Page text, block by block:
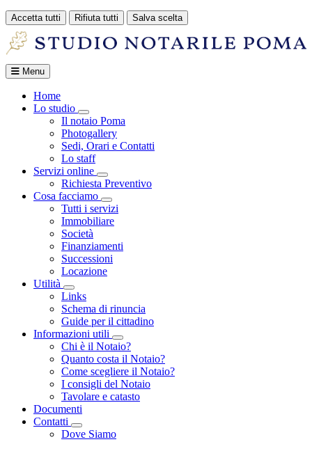
Accetta tutti Rifiuta tutti Salva scelta
Loading...
Menu
Home
Lo studio
Toggle Dropdown
Il notaio Poma
Photogallery
Sedi, Orari e Contatti
Lo staff
Servizi online
Toggle Dropdown
Richiesta Preventivo
Cosa facciamo
Toggle Dropdown
Tutti i servizi
Immobiliare
Società
Finanziamenti
Successioni
Locazione
Utilità
Toggle Dropdown
Links
Schema di rinuncia
Guide per il cittadino
Informazioni utili
Toggle Dropdown
Chi è il Notaio?
Quanto costa il Notaio?
Come scegliere il Notaio?
I consigli del Notaio
Tavolare e catasto
Documenti
Contatti
Toggle Dropdown
Dove Siamo